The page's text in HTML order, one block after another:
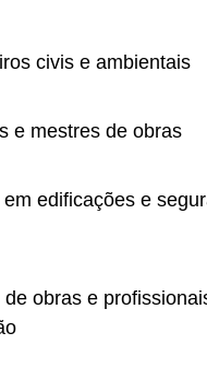
civis e ambientais
e mestres de obras
edificações e
de obras e